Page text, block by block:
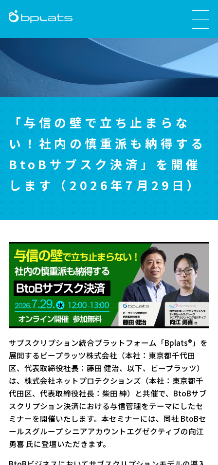
「与信の壁で立ち止まらな
い！社内の慎重派も納得する
BtoBサブスク決済」を開催
します（2026年7月29日）
サブスクリプション統合プラットフォーム「Bplats®」を
展開するビープラッツ株式会社（本社：東京都千代田
区、代表取締役社長：藤田 健治、以下、ビープラッツ）
は、株式会社ネットプロテクションズ（本社：東京都千
代田区、代表取締役社長：柴田 紳）と共催で、BtoBサブ
スクリプション決済における与信管理をテーマにしたセ
ミナーを開催いたします。本セミナーには、同社 BtoBセ
ールスグループ シニアアカウントエグゼクティブの向江
勇喜 氏に登壇いただきます。